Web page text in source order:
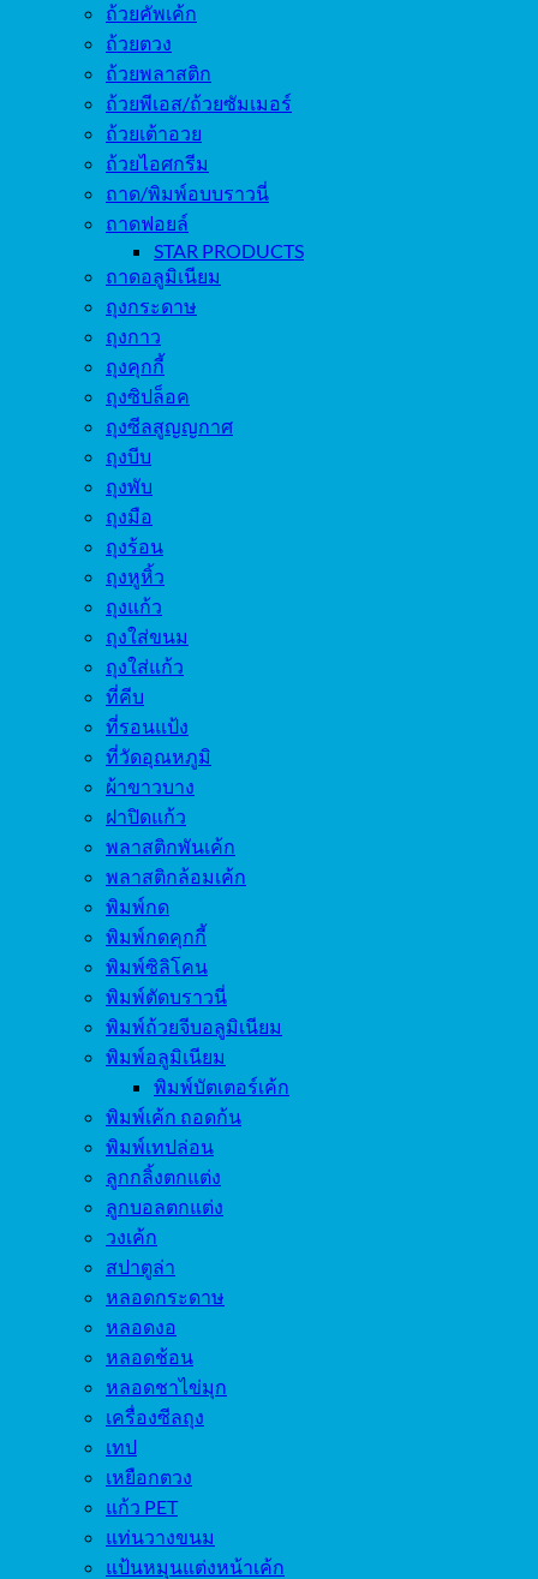
ถ้วยคัพเค้ก
ถ้วยตวง
ถ้วยพลาสติก
ถ้วยพีเอส/ถ้วยซัมเมอร์
ถ้วยเต้าอวย
ถ้วยไอศกรีม
ถาด/พิมพ์อบบราวนี่
ถาดฟอยล์
STAR PRODUCTS
ถาดอลูมิเนียม
ถุงกระดาษ
ถุงกาว
ถุงคุกกี้
ถุงซิปล็อค
ถุงซีลสูญญกาศ
ถุงบีบ
ถุงพับ
ถุงมือ
ถุงร้อน
ถุงหูหิ้ว
ถุงแก้ว
ถุงใส่ขนม
ถุงใส่แก้ว
ที่คีบ
ที่รอนแป้ง
ที่วัดอุณหภูมิ
ผ้าขาวบาง
ฝาปิดแก้ว
พลาสติกพันเค้ก
พลาสติกล้อมเค้ก
พิมพ์กด
พิมพ์กดคุกกี้
พิมพ์ซิลิโคน
พิมพ์ตัดบราวนี่
พิมพ์ถ้วยจีบอลูมิเนียม
พิมพ์อลูมิเนียม
พิมพ์บัตเตอร์เค้ก
พิมพ์เค้ก ถอดก้น
พิมพ์เทปล่อน
ลูกกลิ้งตกแต่ง
ลูกบอลตกแต่ง
วงเค้ก
สปาตูล่า
หลอดกระดาษ
หลอดงอ
หลอดช้อน
หลอดชาไข่มุก
เครื่องซีลถุง
เทป
เหยือกตวง
แก้ว PET
แท่นวางขนม
แป้นหมุนแต่งหน้าเค้ก